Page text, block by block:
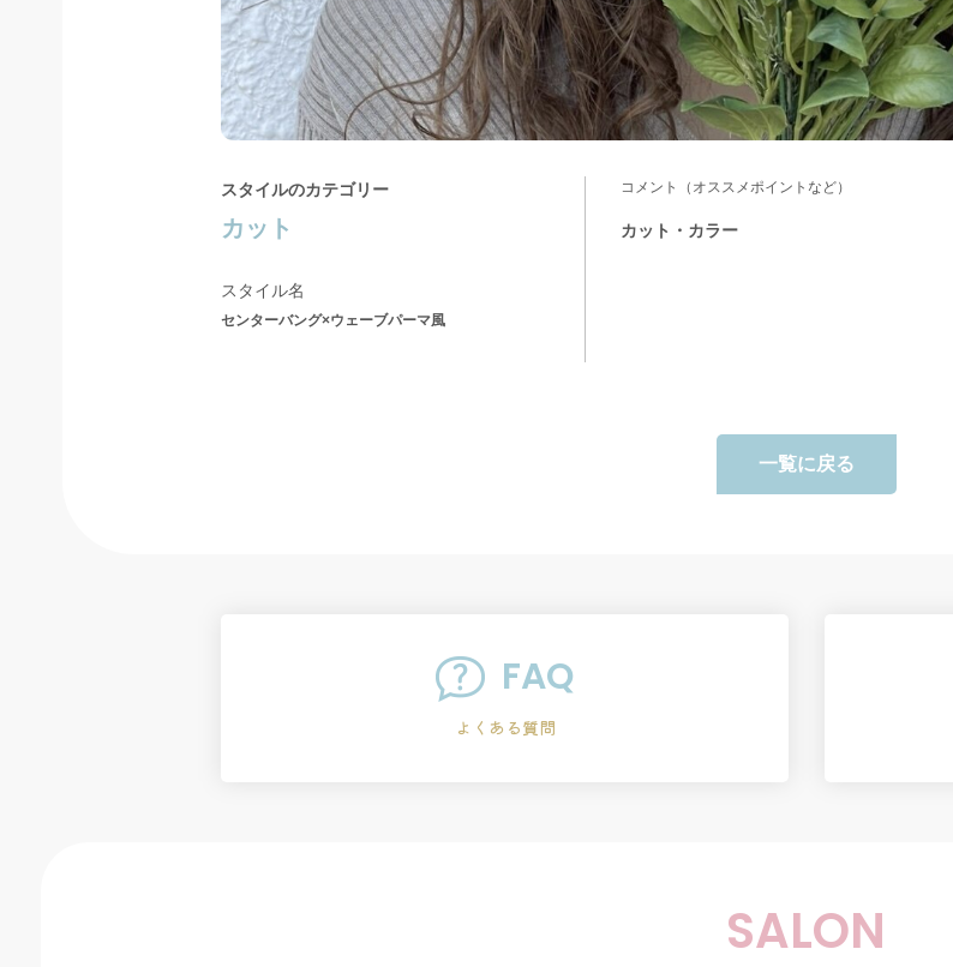
スタイルのカテゴリー
カット
スタイル名
センターバング×ウェーブパーマ風
コメント（オススメポイントなど）
カット・カラー
一覧に戻る
FAQ
よくある質問
SALON